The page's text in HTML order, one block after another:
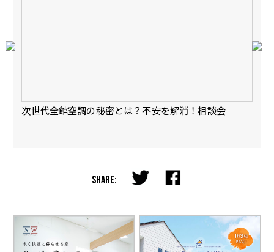
次世代全館空調の秘密とは？不安を解消！相談会
SHARE: